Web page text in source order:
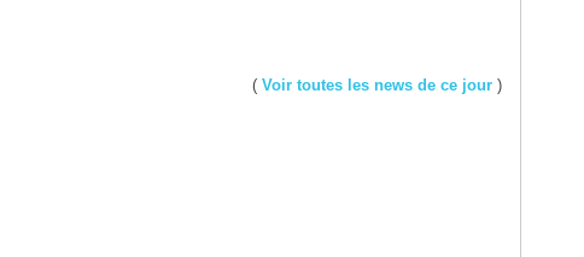
( Voir toutes les news de ce jour )